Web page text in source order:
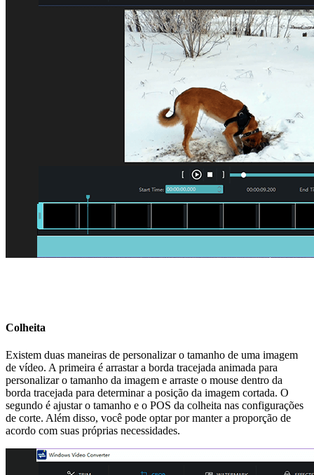
Colheita
Existem duas maneiras de personalizar o tamanho de uma imagem
de vídeo. A primeira é arrastar a borda tracejada animada para
personalizar o tamanho da imagem e arraste o mouse dentro da
borda tracejada para determinar a posição da imagem cortada. O
segundo é ajustar o tamanho e o POS da colheita nas configurações
de corte. Além disso, você pode optar por manter a proporção de
acordo com suas próprias necessidades.